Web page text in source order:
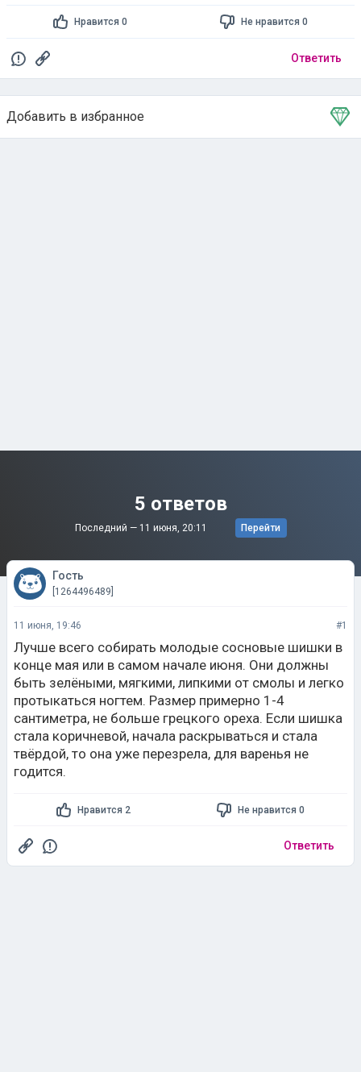
Нравится 0 Не нравится 0
Ответить
Добавить в избранное
Тема в избранном
5 ответов
Последний — 11 июня, 20:11 Перейти
Гость
[1264496489]
11 июня, 19:46 #1
Лучше всего собирать молодые сосновые шишки в
конце мая или в самом начале июня. Они должны
быть зелёными, мягкими, липкими от смолы и легко
протыкаться ногтем. Размер примерно 1-4
сантиметра, не больше грецкого ореха. Если шишка
стала коричневой, начала раскрываться и стала
твёрдой, то она уже перезрела, для варенья не
годится.
Нравится 2 Не нравится 0
Ответить